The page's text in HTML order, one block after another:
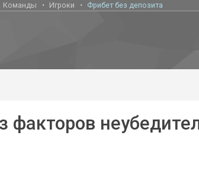
Команды Игроки Фрибет без депозита
факторов